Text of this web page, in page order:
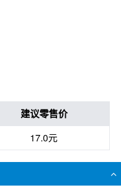
建议零售价
17.0元